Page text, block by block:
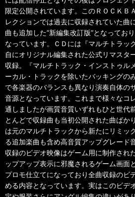
限定公開されています。このＲＯＣＫＢ
レクションでは過去に収録されていた曲
曲も追加した”新編集改訂版”となってお
なっています。ＣＤには『マルチトラッ
自にオリジナル編集された公式リマスタ
収録。『マルチトラック・インストゥル
ーカル・トラックを除いたバッキングの
で各楽器のバランスも異なり演奏自体の
音源となっています。これまで様々なコ
通しましたが画質音質いずれもひと世代
とんどで収録曲も当初公開された曲ばか
は元のマルチトラックから新たにリミッ
る追加楽曲も含め高音質アップグレード
収録のビデオ映像はゲーム用に制作され
ップアップ表示に邪魔されるゲーム画面
プロモ仕立てになっており全曲収録のビ
める内容となっています。実はこのビデ